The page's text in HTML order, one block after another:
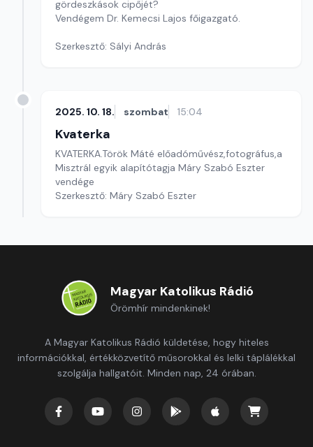
gördeszkások cipőjét?
Vendégem Dr. Kemecsi Lajos főigazgató.
Szerkesztő: Sályi András
2025. 10. 18. szombat 15:04
Kvaterka
KVATERKA.Török Máté előadóművész,fotográfus,a
Misztrál egyik alapítótagja Máry Szabó Eszter
vendége
Szerkesztő: Máry Szabó Eszter
Magyar Katolikus Rádió
Örömhír mindenkinek!
A Magyar Katolikus Rádió küldetése, hogy hiteles
információkkal, értékközvetítő műsorokkal és lelki táplálékkal
szolgálja hallgatóit. Minden nap, 24 órában.